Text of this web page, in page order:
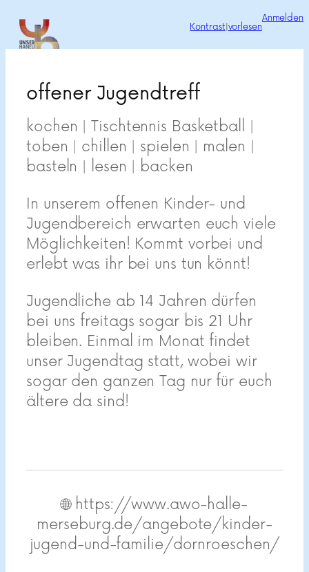
Zum
Inhalt
springen
Kontrast vorlesen
Anmelden
offener Jugendtreff
kochen | Tischtennis Basketball |
toben | chillen | spielen | malen |
basteln | lesen | backen
In unserem offenen Kinder- und
Jugendbereich erwarten euch viele
Möglichkeiten! Kommt vorbei und
erlebt was ihr bei uns tun könnt!
Jugendliche ab 14 Jahren dürfen
bei uns freitags sogar bis 21 Uhr
bleiben. Einmal im Monat findet
unser Jugendtag statt, wobei wir
sogar den ganzen Tag nur für euch
ältere da sind!
🌐 https://www.awo-halle-
merseburg.de/angebote/kinder-
jugend-und-familie/dornroeschen/